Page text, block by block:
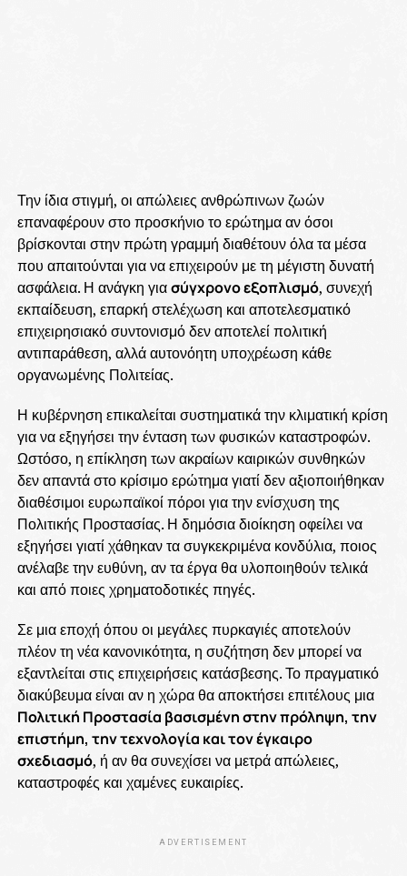
Την ίδια στιγμή, οι απώλειες ανθρώπινων ζωών
επαναφέρουν στο προσκήνιο το ερώτημα αν όσοι
βρίσκονται στην πρώτη γραμμή διαθέτουν όλα τα μέσα
που απαιτούνται για να επιχειρούν με τη μέγιστη δυνατή
ασφάλεια. Η ανάγκη γιασύγχρονο εξοπλισμό, συνεχή
εκπαίδευση, επαρκή στελέχωση και αποτελεσματικό
επιχειρησιακό συντονισμό δεν αποτελεί πολιτική
αντιπαράθεση, αλλά αυτονόητη υποχρέωση κάθε
οργανωμένης Πολιτείας.
Η κυβέρνηση επικαλείται συστηματικά την κλιματική κρίση
για να εξηγήσει την ένταση των φυσικών καταστροφών.
Ωστόσο, η επίκληση των ακραίων καιρικών συνθηκών
δεν απαντά στο κρίσιμο ερώτημα γιατί δεν αξιοποιήθηκαν
διαθέσιμοι ευρωπαϊκοί πόροι για την ενίσχυση της
Πολιτικής Προστασίας. Η δημόσια διοίκηση οφείλει να
εξηγήσει γιατί χάθηκαν τα συγκεκριμένα κονδύλια, ποιος
ανέλαβε την ευθύνη, αν τα έργα θα υλοποιηθούν τελικά
και από ποιες χρηματοδοτικές πηγές.
Σε μια εποχή όπου οι μεγάλες πυρκαγιές αποτελούν
πλέον τη νέα κανονικότητα, η συζήτηση δεν μπορεί να
εξαντλείται στις επιχειρήσεις κατάσβεσης. Το πραγματικό
διακύβευμα είναι αν η χώρα θα αποκτήσει επιτέλους μια
Πολιτική Προστασία βασισμένη στην πρόληψη, την
επιστήμη, την τεχνολογία και τον έγκαιρο
σχεδιασμό, ή αν θα συνεχίσει να μετρά απώλειες,
καταστροφές και χαμένες ευκαιρίες.
ADVERTISEMENT